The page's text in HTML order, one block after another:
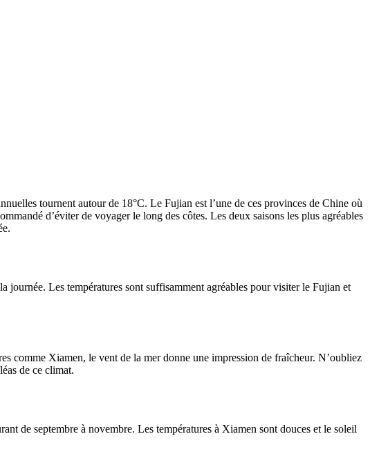
tournent autour de 18°C. Le Fujian est l’une de ces provinces de Chine où
d’éviter de voyager le long des côtes. Les deux saisons les plus agréables
Les températures sont suffisamment agréables pour visiter le Fujian et
comme Xiamen, le vent de la mer donne une impression de fraîcheur. N’oubliez
de ce climat.
de septembre à novembre. Les températures à Xiamen sont douces et le soleil